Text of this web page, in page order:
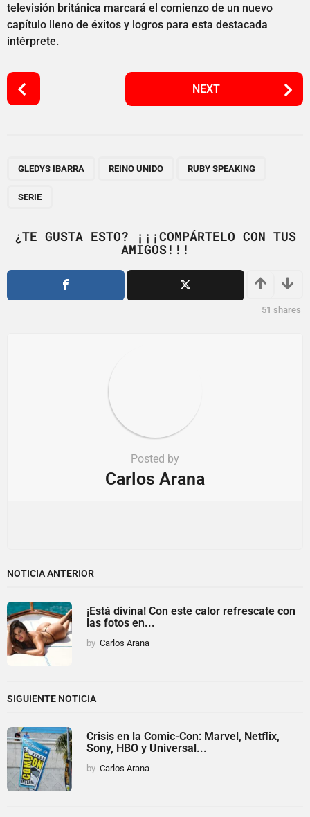
televisión británica marcará el comienzo de un nuevo
capítulo lleno de éxitos y logros para esta destacada
intérprete.
P
o
i
o
NEXT
GLEDYS IBARRA REINO UNIDO RUBY SPEAKING
SERIE
¿TE GUSTA ESTO? ¡¡¡COMPÁRTELO CON TUS
AMIGOS!!!
51 shares
Posted by
Carlos Arana
NOTICIA ANTERIOR
¡Está divina! Con este calor refrescate con
las fotos en...
by Carlos Arana
SIGUIENTE NOTICIA
Crisis en la Comic-Con: Marvel, Netflix,
Sony, HBO y Universal...
by Carlos Arana